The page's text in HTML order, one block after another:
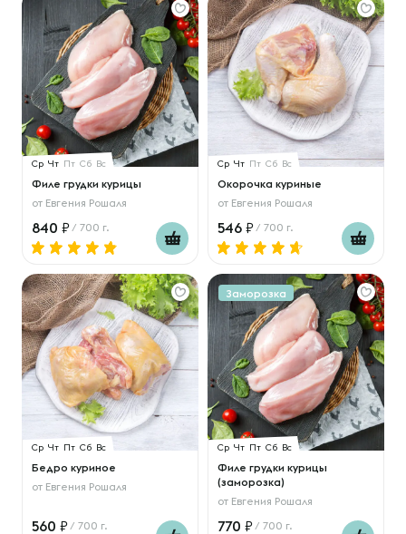
Ср Чт Пт Сб Вс
Филе грудки курицы
от Евгения Рошаля
840 / 700 г.
Ср Чт Пт Сб Вс
Окорочка куриные
от Евгения Рошаля
546 / 700 г.
Ср Чт Пт Сб Вс
Бедро куриное
от Евгения Рошаля
560 / 700 г.
Заморозка
Ср Чт Пт Сб Вс
Филе грудки курицы
(заморозка)
от Евгения Рошаля
770 / 700 г.